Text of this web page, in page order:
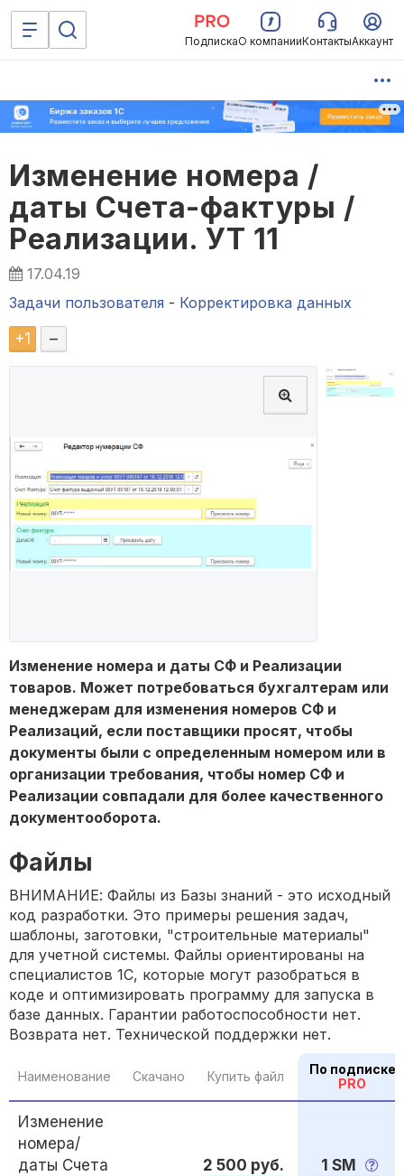
ПодпискаО компанииКонтактыАккаунт
Изменение номера /
даты Счета-фактуры /
Реализации. УТ 11
17.04.19
Задачи пользователя - Корректировка данных
+1 –
Изменение номера и даты СФ и Реализации
товаров. Может потребоваться бухгалтерам или
менеджерам для изменения номеров СФ и
Реализаций, если поставщики просят, чтобы
документы были с определенным номером или в
организации требования, чтобы номер СФ и
Реализации совпадали для более качественного
документооборота.
Файлы
ВНИМАНИЕ: Файлы из Базы знаний - это исходный
код разработки. Это примеры решения задач,
шаблоны, заготовки, "строительные материалы"
для учетной системы. Файлы ориентированы на
специалистов 1С, которые могут разобраться в
коде и оптимизировать программу для запуска в
базе данных. Гарантии работоспособности нет.
Возврата нет. Технической поддержки нет.
Наименование Скачано Купить файл
По подписке
PRO
Изменение
номера/
даты Счета
2 500 руб.
1 SM